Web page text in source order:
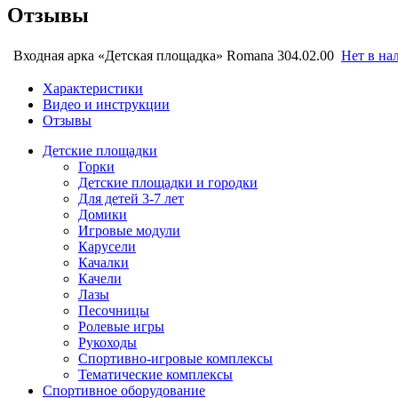
Отзывы
Входная арка «Детская площадка» Romana 304.02.00 Нет в
Характеристики
Видео и инструкции
Отзывы
Детские площадки
Горки
Детские площадки и городки
Для детей 3-7 лет
Домики
Игровые модули
Карусели
Качалки
Качели
Лазы
Песочницы
Ролевые игры
Рукоходы
Спортивно-игровые комплексы
Тематические комплексы
Спортивное оборудование